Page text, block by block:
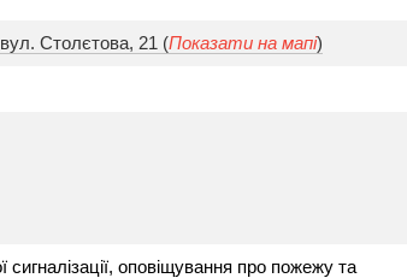
Столєтова, 21 (Показати на мапі)
оповіщування про пожежу та